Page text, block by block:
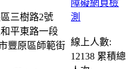
三樹路2號
平東路一段
豐原區師範街 線上人數:
12138 累積總